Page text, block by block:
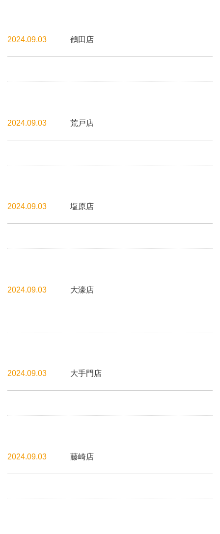
2024.09.03 鶴田店
2024.09.03 荒戸店
2024.09.03 塩原店
2024.09.03 大濠店
2024.09.03 大手門店
2024.09.03 藤崎店